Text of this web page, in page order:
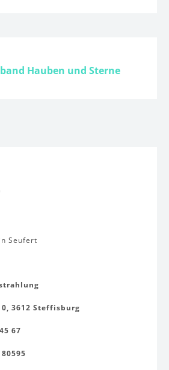
Hauben und Sterne
Seufert
3612 Steffisburg
67